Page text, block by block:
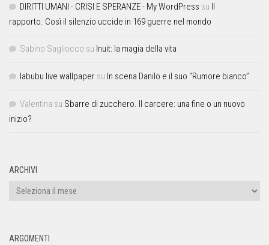
DIRITTI UMANI - CRISI E SPERANZE - My WordPress su Il
rapporto. Così il silenzio uccide in 169 guerre nel mondo
Sabino Sagliocco su Inuit: la magia della vita
labubu live wallpaper su In scena Danilo e il suo “Rumore bianco”
Valentina su Sbarre di zucchero. Il carcere: una fine o un nuovo
inizio?
ARCHIVI
ARGOMENTI